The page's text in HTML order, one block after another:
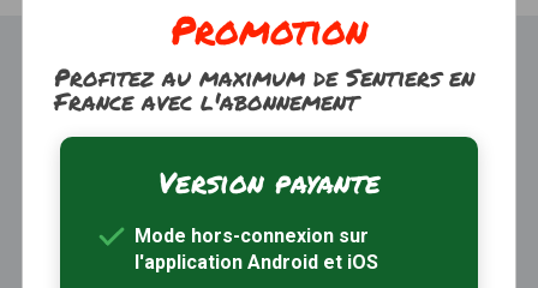
Trouver une randonnée À propos
Inscription / Connexion
Promotion
Profitez au maximum de Sentiers en
France avec l'abonnement
Version payante
Mode hors-connexion sur
l'application Android et iOS